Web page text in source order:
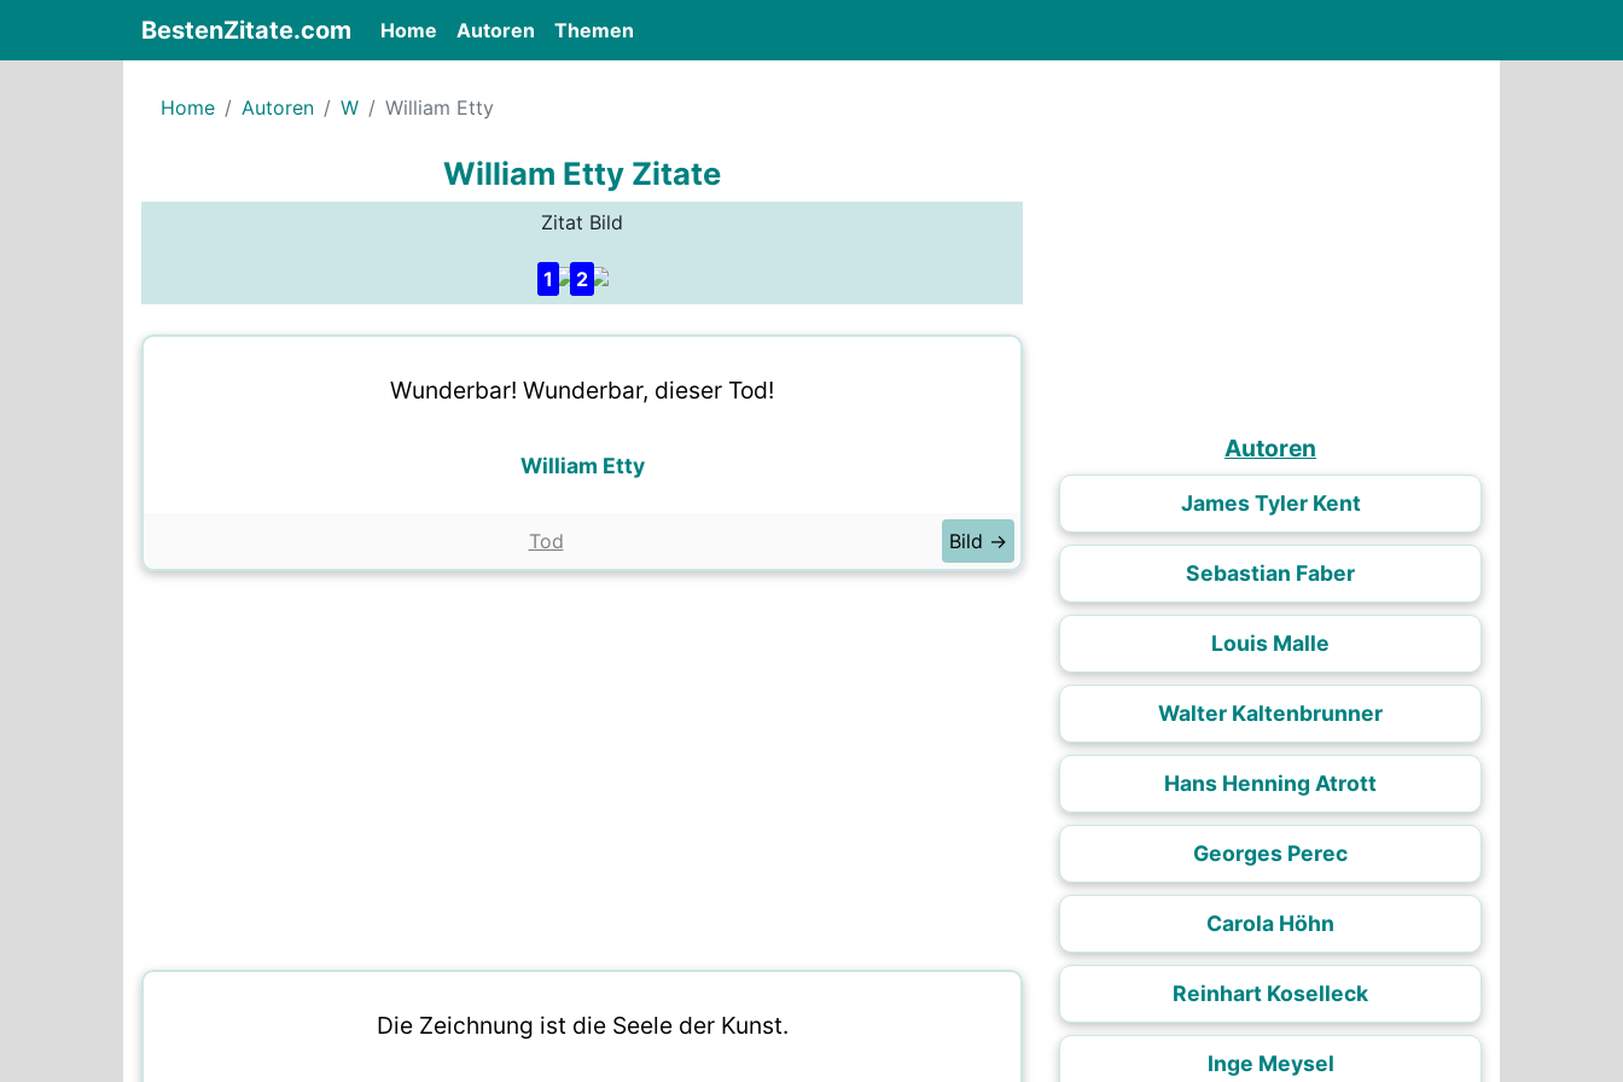
BestenZitate.com Home (current)
Autoren Themen
Home Autoren W William Etty
William Etty Zitate
Zitat Bild
1 2
Wunderbar! Wunderbar, dieser Tod!
William Etty
Tod Bild →
Die Zeichnung ist die Seele der Kunst.
Autoren
James Tyler Kent
Sebastian Faber
Louis Malle
Walter Kaltenbrunner
Hans Henning Atrott
Georges Perec
Carola Höhn
Reinhart Koselleck
Inge Meysel